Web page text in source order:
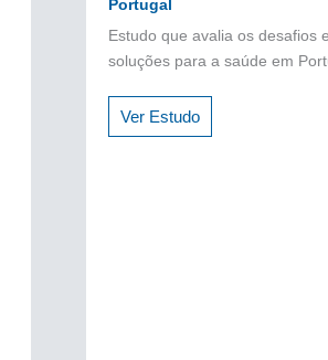
Portugal
Estudo que avalia os desafios e
soluções para a saúde em
Ver Estudo